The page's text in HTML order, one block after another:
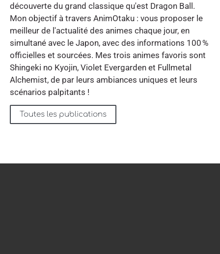
découverte du grand classique qu'est Dragon Ball.
Mon objectif à travers AnimOtaku : vous proposer le
meilleur de l'actualité des animes chaque jour, en
simultané avec le Japon, avec des informations 100 %
officielles et sourcées. Mes trois animes favoris sont
Shingeki no Kyojin, Violet Evergarden et Fullmetal
Alchemist, de par leurs ambiances uniques et leurs
scénarios palpitants !
Toutes les publications